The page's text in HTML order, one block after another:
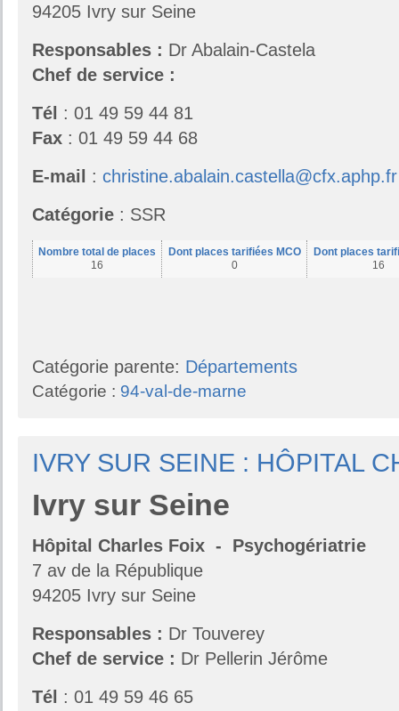
94205 Ivry sur Seine
Responsables : Dr Abalain-Castela
Chef de service :
Tél : 01 49 59 44 81
Fax : 01 49 59 44 68
E-mail : christine.abalain.castella@cfx.aphp.fr
Catégorie : SSR
Nombre total de places
16
Dont places tarifiées MCO
0
Dont places
16
Catégorie parente: Départements
Catégorie : 94-val-de-marne
IVRY SUR SEINE : HÔPITAL
Ivry sur Seine
Hôpital Charles Foix - Psychogériatrie
7 av de la République
94205 Ivry sur Seine
Responsables : Dr Touverey
Chef de service : Dr Pellerin Jérôme
Tél : 01 49 59 46 65